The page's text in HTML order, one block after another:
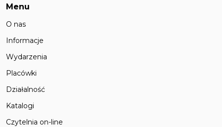
Menu
O nas
Informacje
Wydarzenia
Placówki
Działalność
Katalogi
Czytelnia on-line